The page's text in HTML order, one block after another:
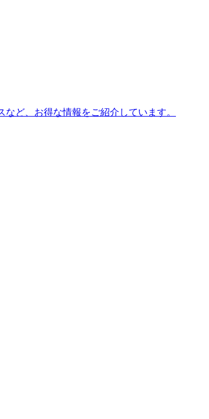
ど、お得な情報をご紹介しています。